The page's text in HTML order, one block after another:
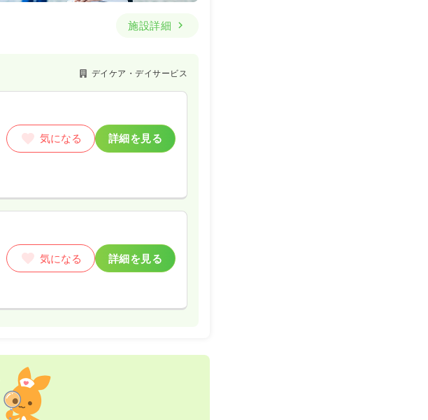
施設詳細
デイケア・デイサービス
気になる 詳細を見る
気になる 詳細を見る